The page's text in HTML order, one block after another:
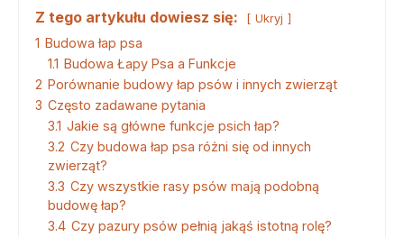
Z tego artykułu dowiesz się: Ukryj
1 Budowa łap psa
1.1 Budowa Łapy Psa a Funkcje
2 Porównanie budowy łap psów i innych zwierząt
3 Często zadawane pytania
3.1 Jakie są główne funkcje psich łap?
3.2 Czy budowa łap psa różni się od innych
zwierząt?
3.3 Czy wszystkie rasy psów mają podobną
budowę łap?
3.4 Czy pazury psów pełnią jakąś istotną rolę?